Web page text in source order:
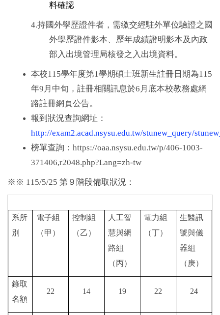
料確認
4.持國外學歷證件者，需繳交經駐外單位驗證之國
外學歷證件影本、歷年成績證明影本及內政
部入出境管理局核發之入出境資料。
本校115學年度第1學期碩士班新生註冊日期為115
年9 月中旬，註冊相關訊息於6 月底本校教務處網
路註冊網頁公告。
報到狀況查詢網址：
http://exam2.acad.nsysu.edu.tw/stunew_query/
榜單查詢： https://oaa.nsysu.edu.tw/p/406-1003-
371406,r2048.php?Lang=zh-tw
※※ 115/5/25 第９階段備取狀況：
系所
別
電子組
（甲）
控制組
（乙）
人工智
慧與網
路組
（丙）
電力組
（丁）
生醫訊
號與儀
器組
（庚）
錄取
名額
22 14 19 22 24